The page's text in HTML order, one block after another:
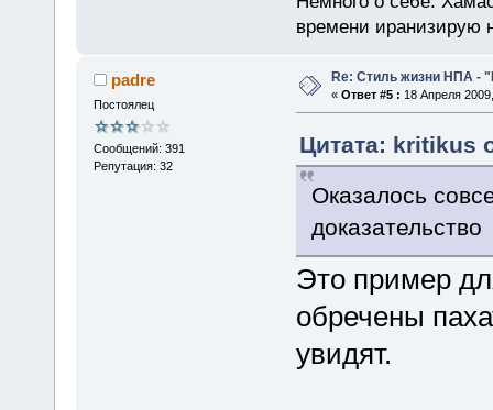
времени иранизирую
padre
Постоялец
Сообщений: 391
Репутация: 32
Re: Стиль жизни НПА -
« Ответ #5 : 18 Апреля
Цитата: kritikus
Оказалось
доказательство
Это пример
обречены
увидят.